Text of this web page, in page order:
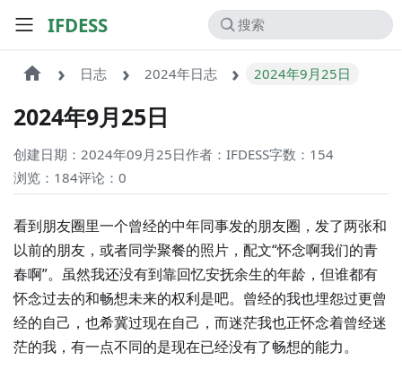
IFDESS
日志 2024年日志 2024年9月25日
2024年9月25日
创建日期：2024年09月25日作者：IFDESS字数：154
浏览：184评论：0
看到朋友圈里一个曾经的中年同事发的朋友圈，发了两张和
以前的朋友，或者同学聚餐的照片，配文“怀念啊我们的青
春啊”。虽然我还没有到靠回忆安抚余生的年龄，但谁都有
怀念过去的和畅想未来的权利是吧。曾经的我也埋怨过更曾
经的自己，也希冀过现在自己，而迷茫我也正怀念着曾经迷
茫的我，有一点不同的是现在已经没有了畅想的能力。